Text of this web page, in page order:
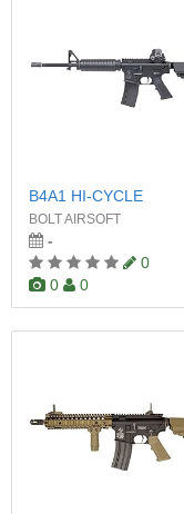
B4A1 HI-CYCLE
BOLT AIRSOFT
-
0
0
0